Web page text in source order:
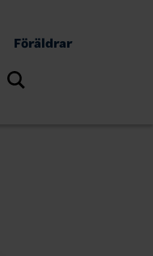
Föräldrar